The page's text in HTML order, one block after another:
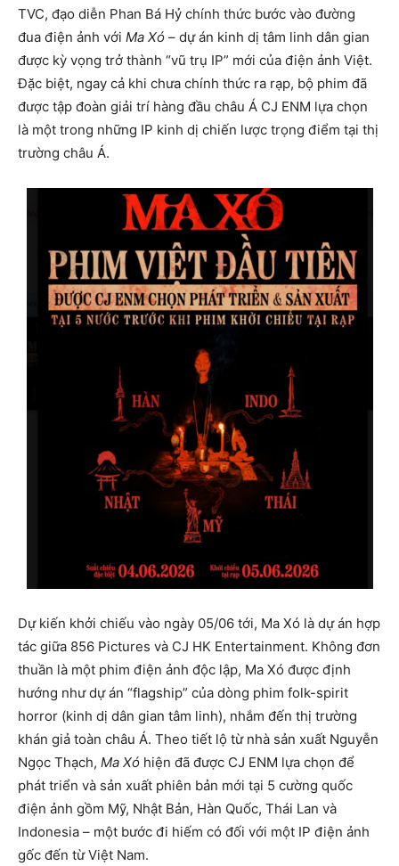
TVC, đạo diễn Phan Bá Hỷ chính thức bước vào đường
đua điện ảnh với Ma Xó – dự án kinh dị tâm linh dân gian
được kỳ vọng trở thành “vũ trụ IP” mới của điện ảnh Việt.
Đặc biệt, ngay cả khi chưa chính thức ra rạp, bộ phim đã
được tập đoàn giải trí hàng đầu châu Á CJ ENM lựa chọn
là một trong những IP kinh dị chiến lược trọng điểm tại thị
trường châu Á.
Dự kiến khởi chiếu vào ngày 05/06 tới, Ma Xó là dự án hợp
tác giữa 856 Pictures và CJ HK Entertainment. Không đơn
thuần là một phim điện ảnh độc lập, Ma Xó được định
hướng như dự án “flagship” của dòng phim folk-spirit
horror (kinh dị dân gian tâm linh), nhắm đến thị trường
khán giả toàn châu Á. Theo tiết lộ từ nhà sản xuất Nguyễn
Ngọc Thạch, Ma Xó hiện đã được CJ ENM lựa chọn để
phát triển và sản xuất phiên bản mới tại 5 cường quốc
điện ảnh gồm Mỹ, Nhật Bản, Hàn Quốc, Thái Lan và
Indonesia – một bước đi hiếm có đối với một IP điện ảnh
gốc đến từ Việt Nam.